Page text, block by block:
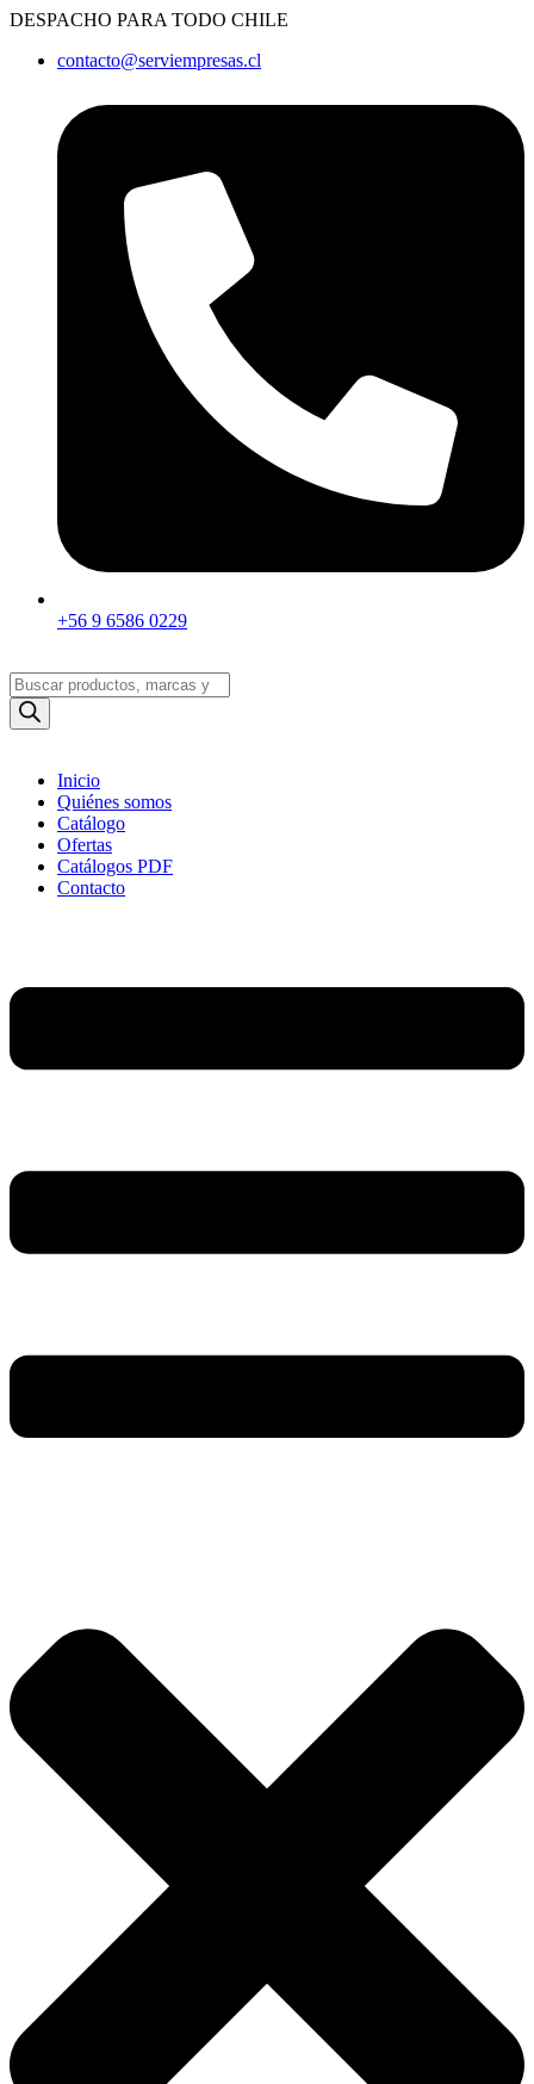
Ir
contenido
DESPACHO PARA TODO CHILE
contacto@serviempresas.cl
+56 9 6586 0229
Búsqueda
de
productos
Inicio
Quiénes somos
Catálogo
Ofertas
Catálogos PDF
Contacto